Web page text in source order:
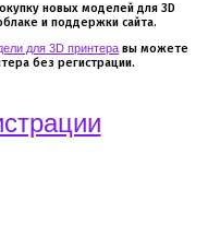
новых моделей для 3D
и поддержки сайта.
для 3D принтера вы можете
без регистрации.